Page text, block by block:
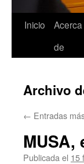
Inicio
Acerca
de
Archivo
← Entradas
Publicada el 15